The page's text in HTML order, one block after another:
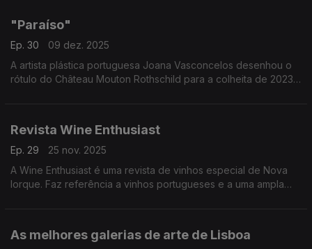
"Paraíso"
Ep. 30
09 dez. 2025
A artista plástica portuguesa Joana Vasconcelos desenhou o
rótulo do Château Mouton Rothschild para a colheita de 2023,
Revista Wine Enthusiast
Ep. 29
25 nov. 2025
A Wine Enthusiast é uma revista de vinhos especial de Nova
Iorque. Faz referência a vinhos portugueses e a uma ampla
As melhores galerias de arte de Lisboa